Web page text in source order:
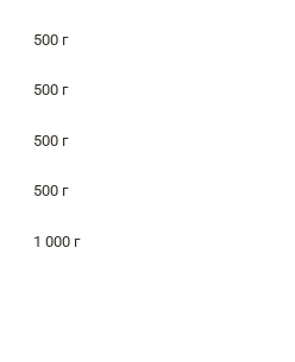
500 г
500 г
500 г
500 г
1 000 г